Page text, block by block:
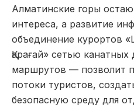
Алматинские горы
интереса, а развитие
объединение курортов
Қарағай» сетью
маршрутов — позволит
потоки туристов,
безопасную среду для